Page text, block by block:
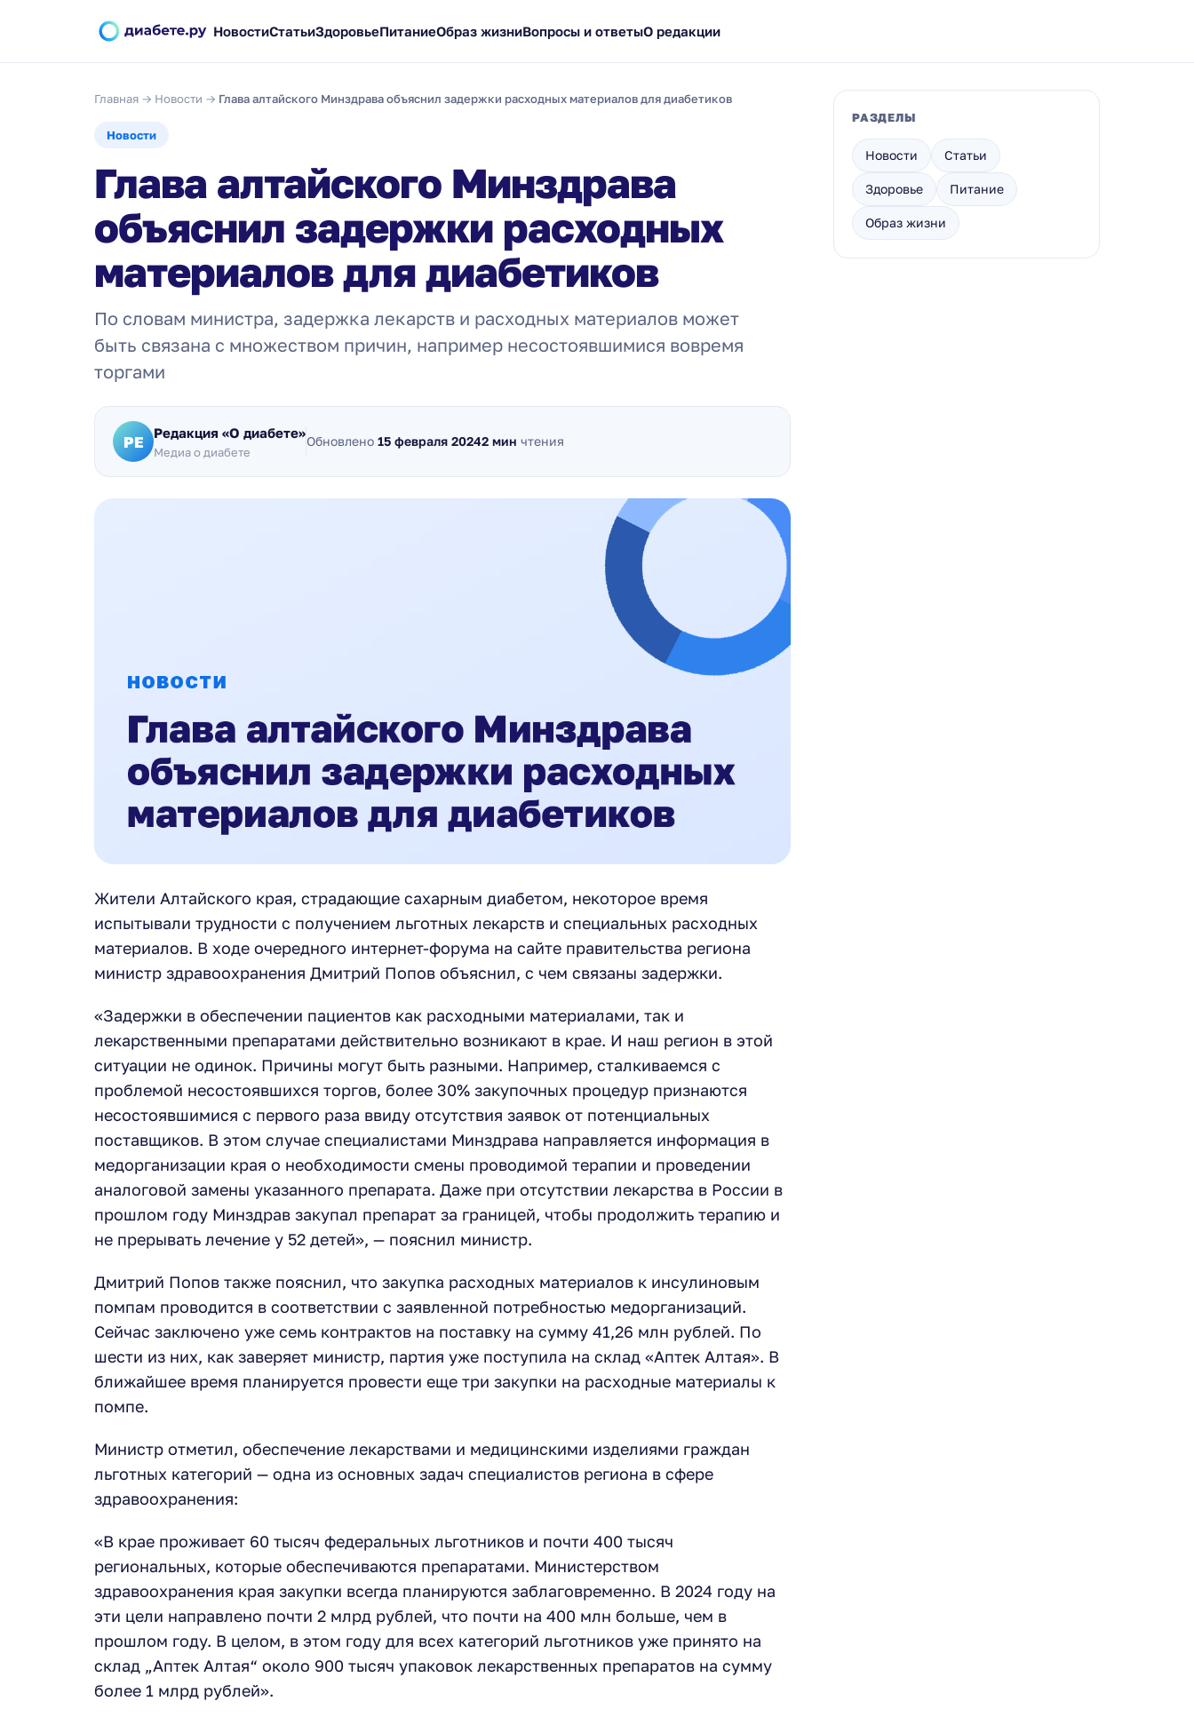
НовостиСтатьиЗдоровьеПитаниеОбраз жизниВопросы и ответыО редакции
Главная → Новости → Глава алтайского Минздрава объяснил задержки расходных материалов для диабетиков
Новости
Глава алтайского Минздрава
объяснил задержки расходных
материалов для диабетиков
По словам министра, задержка лекарств и расходных материалов может
быть связана с множеством причин, например несостоявшимися вовремя
торгами
РЕ Редакция «О диабете»
Медиа о диабете
Обновлено 15 февраля 20242 мин чтения
Жители Алтайского края, страдающие сахарным диабетом, некоторое время
испытывали трудности с получением льготных лекарств и специальных расходных
материалов. В ходе очередного интернет-форума на сайте правительства региона
министр здравоохранения Дмитрий Попов объяснил, с чем связаны задержки.
«Задержки в обеспечении пациентов как расходными материалами, так и
лекарственными препаратами действительно возникают в крае. И наш регион в этой
ситуации не одинок. Причины могут быть разными. Например, сталкиваемся с
проблемой несостоявшихся торгов, более 30% закупочных процедур признаются
несостоявшимися с первого раза ввиду отсутствия заявок от потенциальных
поставщиков. В этом случае специалистами Минздрава направляется информация в
медорганизации края о необходимости смены проводимой терапии и проведении
аналоговой замены указанного препарата. Даже при отсутствии лекарства в России в
прошлом году Минздрав закупал препарат за границей, чтобы продолжить терапию и
не прерывать лечение у 52 детей», — пояснил министр.
Дмитрий Попов также пояснил, что закупка расходных материалов к инсулиновым
помпам проводится в соответствии с заявленной потребностью медорганизаций.
Сейчас заключено уже семь контрактов на поставку на сумму 41,26 млн рублей. По
шести из них, как заверяет министр, партия уже поступила на склад «Аптек Алтая». В
ближайшее время планируется провести еще три закупки на расходные материалы к
помпе.
Министр отметил, обеспечение лекарствами и медицинскими изделиями граждан
льготных категорий — одна из основных задач специалистов региона в сфере
здравоохранения:
«В крае проживает 60 тысяч федеральных льготников и почти 400 тысяч
региональных, которые обеспечиваются препаратами. Министерством
здравоохранения края закупки всегда планируются заблаговременно. В 2024 году на
эти цели направлено почти 2 млрд рублей, что почти на 400 млн больше, чем в
прошлом году. В целом, в этом году для всех категорий льготников уже принято на
склад „Аптек Алтая“ около 900 тысяч упаковок лекарственных препаратов на сумму
более 1 млрд рублей».
РАЗДЕЛЫ
Новости Статьи
Здоровье Питание
Образ жизни